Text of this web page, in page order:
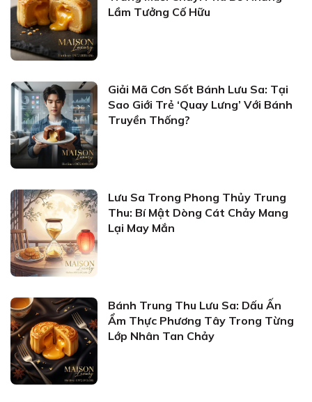
Lầm Tưởng Cố Hữu
Giải Mã Cơn Sốt Bánh Lưu Sa: Tại
Sao Giới Trẻ ‘Quay Lưng’ Với Bánh
Truyền Thống?
Lưu Sa Trong Phong Thủy Trung
Thu: Bí Mật Dòng Cát Chảy Mang
Lại May Mắn
Bánh Trung Thu Lưu Sa: Dấu Ấn
Ẩm Thực Phương Tây Trong Từng
Lớp Nhân Tan Chảy